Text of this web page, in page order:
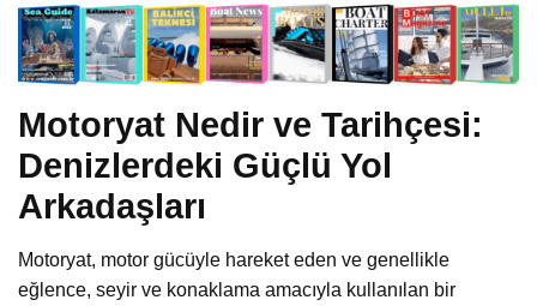
Motoryat Nedir ve Tarihçesi:
Denizlerdeki Güçlü Yol
Arkadaşları
Motoryat, motor gücüyle hareket eden ve genellikle
eğlence, seyir ve konaklama amacıyla kullanılan bir